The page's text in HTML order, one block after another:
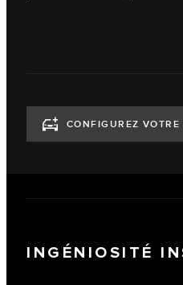
CONFIGUREZ VOTRE
INGÉNIOSITÉ